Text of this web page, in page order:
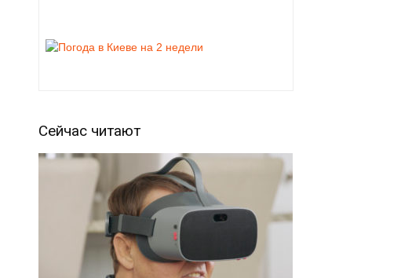
Сейчас читают